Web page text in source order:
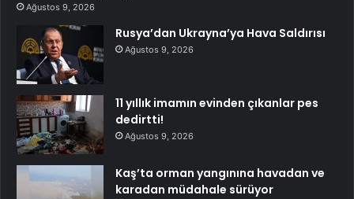
Ağustos 9, 2026
Rusya’dan Ukrayna’ya Hava Saldırısı
Ağustos 9, 2026
11 yıllık imamın evinden çıkanlar pes
dedirtti!
Ağustos 9, 2026
Kaş’ta orman yangınına havadan ve
karadan müdahale sürüyor